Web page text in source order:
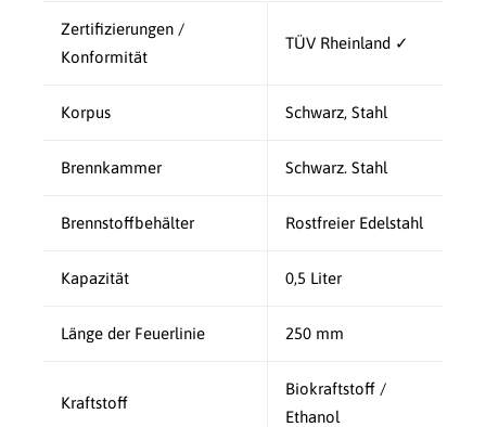
Zertifizierungen /
Konformität
TÜV Rheinland ✓
Korpus Schwarz, Stahl
Brennkammer Schwarz. Stahl
Brennstoffbehälter Rostfreier Edelstahl
Kapazität 0,5 Liter
Länge der Feuerlinie 250 mm
Kraftstoff
Biokraftstoff /
Ethanol